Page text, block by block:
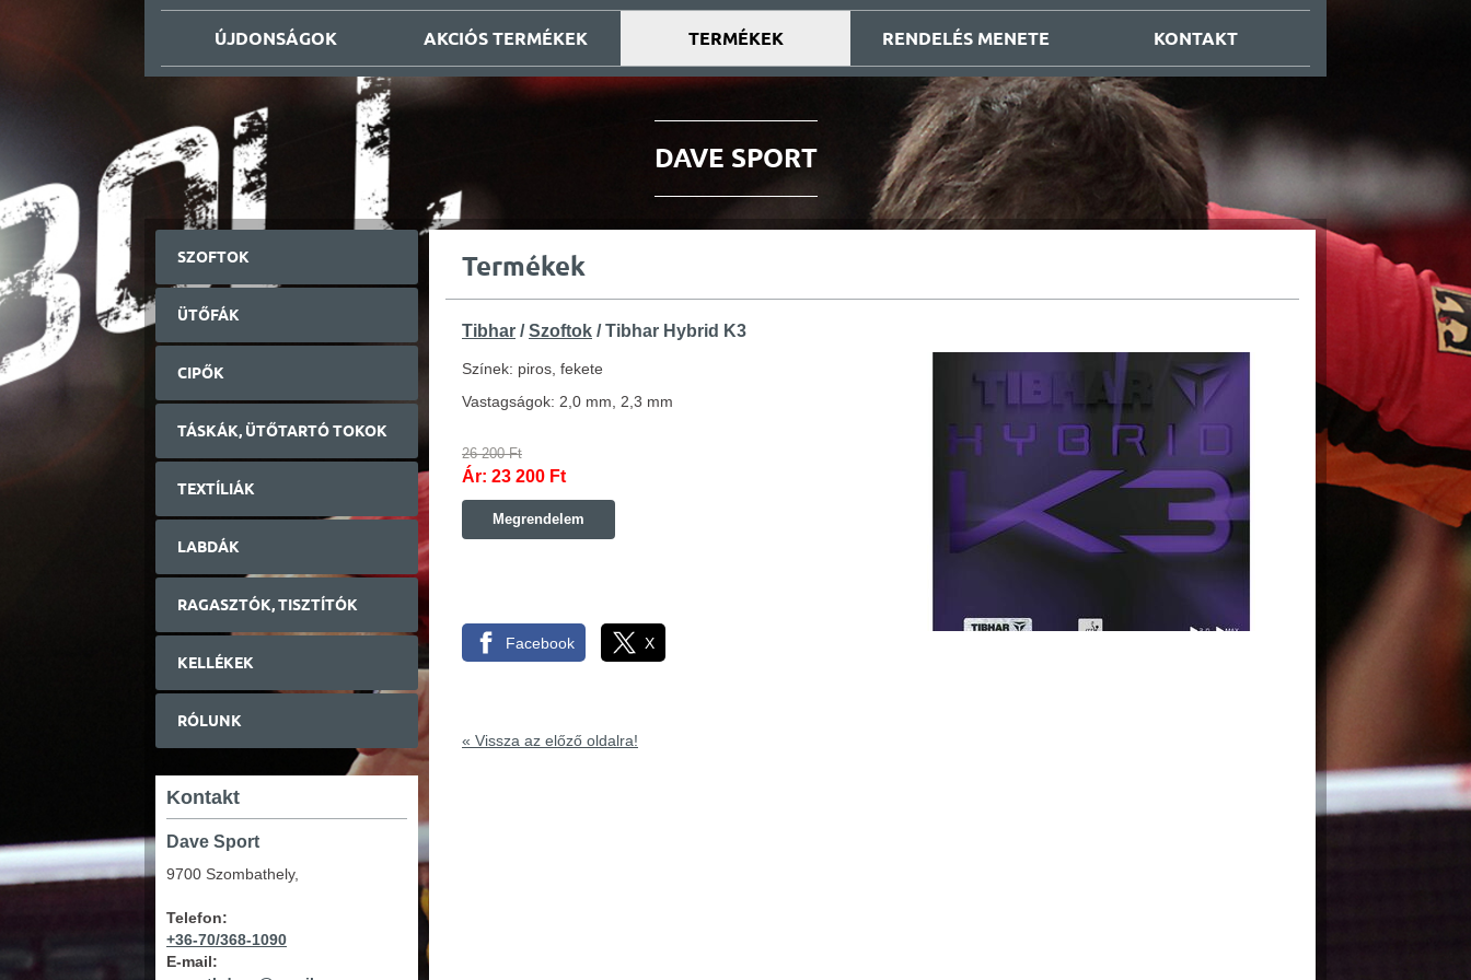
ÚJDONSÁGOK AKCIÓS TERMÉKEK TERMÉKEK RENDELÉS MENETE KONTAKT
DAVE SPORT
SZOFTOK
ÜTŐFÁK
CIPŐK
TÁSKÁK, ÜTŐTARTÓ TOKOK
TEXTÍLIÁK
LABDÁK
RAGASZTÓK, TISZTÍTÓK
KELLÉKEK
RÓLUNK
Kontakt
Dave Sport
9700 Szombathely,
Telefon:
+36-70/368-1090
E-mail:
Termékek
Tibhar /Szoftok / Tibhar Hybrid K3
Színek: piros, fekete
Vastagságok: 2,0 mm, 2,3 mm
26 200 Ft
Ár: 23 200 Ft
Megrendelem
Facebook X
« Vissza az előző oldalra!